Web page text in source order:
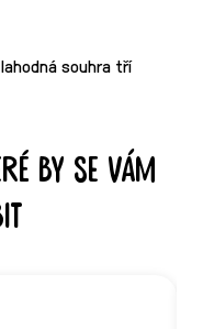
souhra tří
by se vám